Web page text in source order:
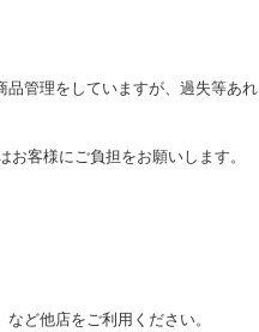
管理をしていますが、過失等あれ
客様にご負担をお願いします。
ど他店をご利用ください。